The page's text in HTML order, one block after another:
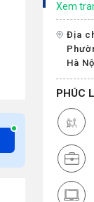
Xem
Địa
Hà
PHÚC